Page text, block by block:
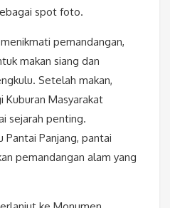
spot foto.
pemandangan,
makan siang dan
Setelah makan,
Kuburan Masyarakat
sejarah penting.
Pantai Panjang, pantai
pemandangan alam yang